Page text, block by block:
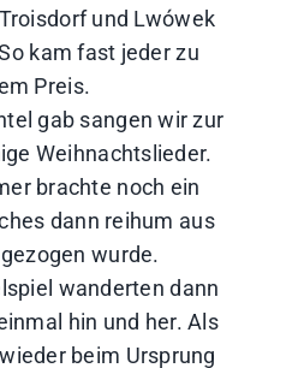
und Lwówek
kam fast jeder zu
Preis.
gab sangen wir zur
Weihnachtslieder.
brachte noch ein
dann reihum aus
wurde.
wanderten dann
hin und her. Als
beim Ursprung